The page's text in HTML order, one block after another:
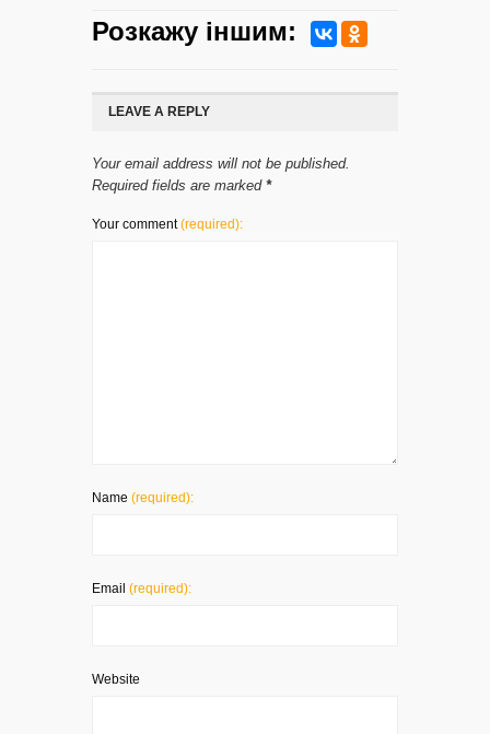
Розкажу iншим:
LEAVE A REPLY
Your email address will not be published.
Required fields are marked *
Your comment(required):
Name (required):
Email (required):
Website